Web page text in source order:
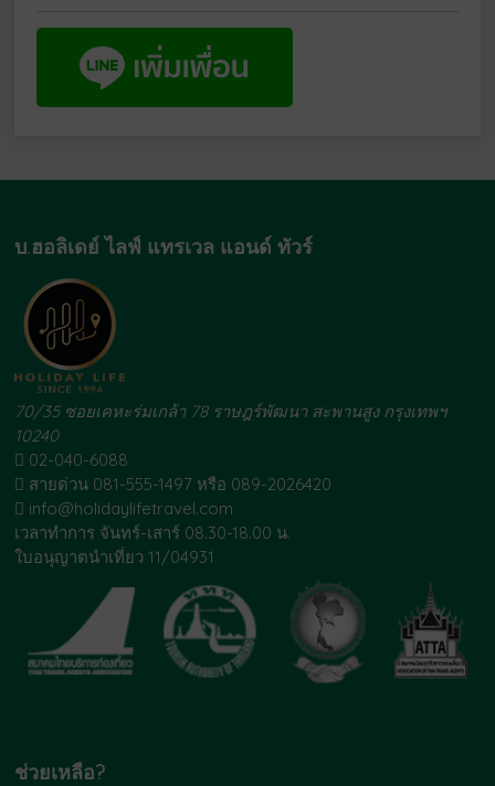
บ.ฮอลิเดย์ ไลฟ์ แทรเวล แอนด์ ทัวร์
70/35 ซอยเคหะร่มเกล้า 78 ราษฎร์พัฒนา สะพานสูง กรุงเทพฯ
10240
02-040-6088
สายด่วน 081-555-1497 หรือ 089-2026420
info@holidaylifetravel.com
เวลาทำการ จันทร์-เสาร์ 08.30-18.00 น.
ใบอนุญาตนำเที่ยว 11/04931
ช่วยเหลือ?